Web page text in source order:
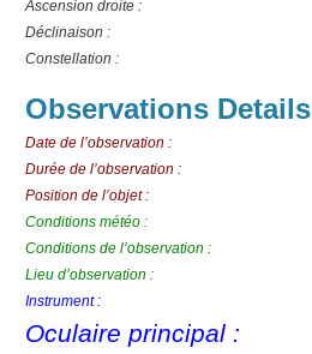
Ascension droite :
Déclinaison :
Constellation :
Observations Details
Date de l’observation :
Durée de l’observation :
Position de l’objet :
Conditions météo :
Conditions de l’observation :
Lieu d’observation :
Instrument :
Oculaire principal :